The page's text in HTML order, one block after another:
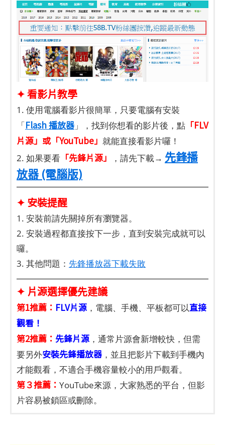
✦ 看影片教學
1. 使用電腦看影片很簡單，只要電腦有安裝
「Flash 播放器 」，找到你想看的影片後，點 「FLV
片源」或「YouTube」 就能直接看影片囉！
2. 如果要看 「先鋒片源」 ，請先下載→ 先鋒播
放器 (電腦版)
✦ 安裝提醒
1. 安裝前請先關掉所有瀏覽器。
2. 安裝過程都直接按下一步，直到安裝完成就可以
囉。
3. 其他問題： 先鋒播放器下載失敗
✦ 片源選擇優先建議
第1推薦： FLV片源 ，電腦、手機、平板都可以直接
觀看！
第2推薦： 先鋒片源 ，通常片源會新增較快，但需
要另外安裝先鋒播放器 ，並且把影片下載到手機內
才能觀看，不適合手機容量較小的用戶觀看。
第３推薦： YouTube來源，大家熟悉的平台，但影
片容易被鎖區或刪除。